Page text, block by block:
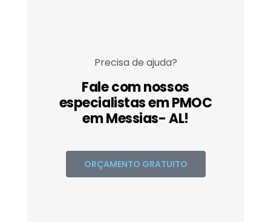
Precisa de ajuda?
Fale com nossos
especialistas em PMOC
em Messias- AL!
ORÇAMENTO GRATUITO